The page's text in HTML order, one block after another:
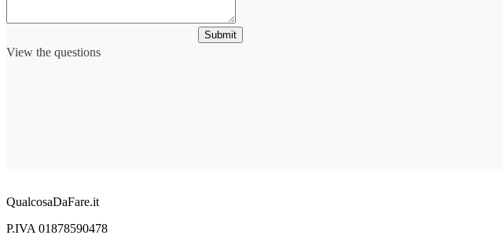
View the questions
Submit
QualcosaDaFare.it
P.IVA 01878590478